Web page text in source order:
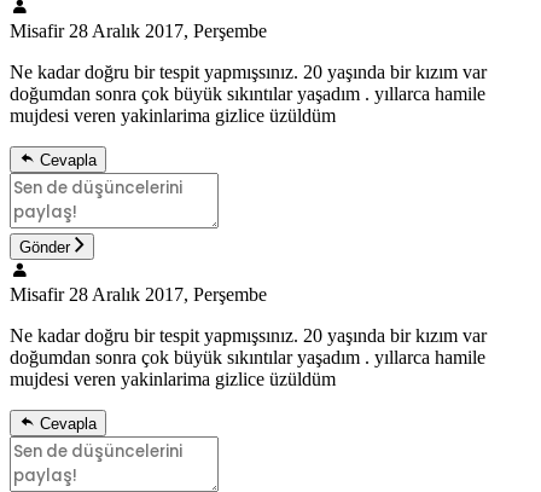
Misafir 28 Aralık 2017, Perşembe
Ne kadar doğru bir tespit yapmışsınız. 20 yaşında bir kızım var
doğumdan sonra çok büyük sıkıntılar yaşadım . yıllarca hamile
mujdesi veren yakinlarima gizlice üzüldüm
Cevapla
Gönder
Misafir 28 Aralık 2017, Perşembe
Ne kadar doğru bir tespit yapmışsınız. 20 yaşında bir kızım var
doğumdan sonra çok büyük sıkıntılar yaşadım . yıllarca hamile
mujdesi veren yakinlarima gizlice üzüldüm
Cevapla